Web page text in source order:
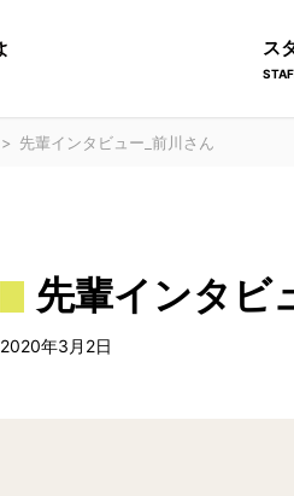
ス
先輩インタビュー_前川さん
先輩インタビ
2020年3月2日